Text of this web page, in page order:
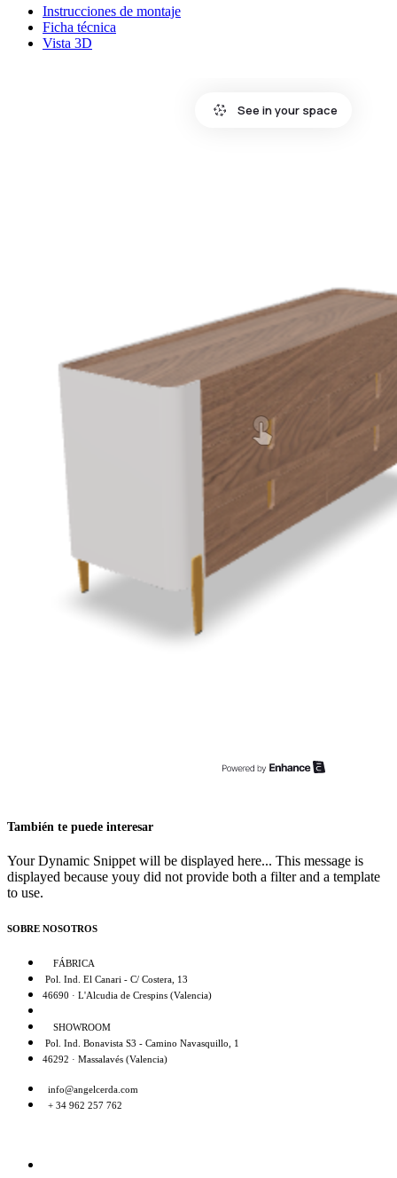
Instrucciones de montaje
Ficha técnica
Vista 3D
También te puede interesar
Your Dynamic Snippet will be displayed here... This message is
displayed because youy did not provide both a filter and a template
to use.
SOBRE NOSOTROS
FÁBRICA
Pol. Ind. El Canari - C/ Costera, 13
46690 · L'Alcudia de Crespins (Valencia)
SHOWROOM
Pol. Ind. Bonavista S3 - Camino Navasquillo, 1
46292 · Massalavés (Valencia)
info@angelcerda.com
+ 34 962 257 762